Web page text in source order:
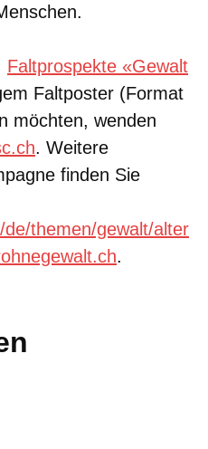
Faltprospekte «Gewalt
Faltposter (Format
möchten, wenden
. Weitere
finden Sie
themen/gewalt/alter
.